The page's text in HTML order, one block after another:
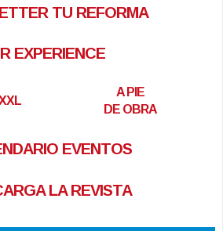
TU REFORMA
EXPERIENCE
A PIE
DE OBRA
EVENTOS
LA REVISTA